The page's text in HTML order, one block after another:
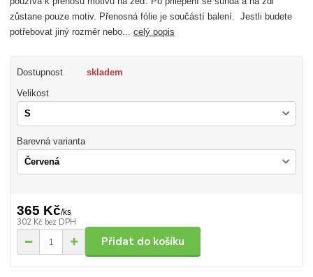
zůstane pouze motiv. Přenosná fólie je součástí balení. Jestli budete
potřebovat jiný rozměr nebo...celý popis
Dostupnost skladem
Velikost
Barevná varianta
365 Kč/ks
302 Kč bez DPH
Přidat do košíku